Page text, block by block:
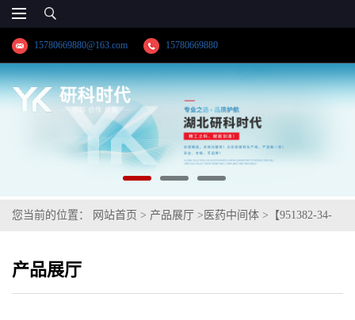
15780669880@163.com 15780669880
您当前的位置： 网站首页 > 产品展厅 > 医药中间体 > 【951382-34-
【湖北研科时代科技】-“研”无止境;“科”学创新！-业务咨询联系-王
产品展厅